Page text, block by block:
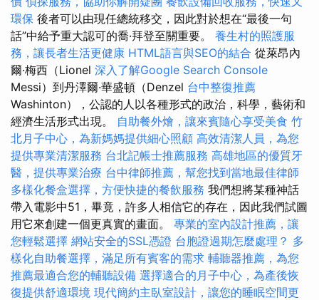
環保 後者可以由現任總統移交，因此對於想在“最後一句
話”中給予重大認可的喬·拜登至關重要。 養生村的照護服
務，讓長者生活更健康 HTML語言與SEO的結合 從萊昂內
爾·梅西（Lionel 深入了解Google Search Console
Messi）到丹澤爾·華盛頓（Denzel 台中整復推薦
Washinton），公認的人以各種形式的政治，科學，藝術和
經濟生活形式出現。 自助餐外燴，讓來賓隨心享受美食 竹
北月子中心，為新媽媽提供細心照顧 高效清潔人員，為您
提供專業清潔服務 台北記帳士推薦服務 高雄地區的優質牙
醫，提供專業治療 台中律師推薦，幫您找到當地最佳律師
多樣化餐盒選擇，方便快捷的餐飲服務 我們想將某種神話
帶入電影中51，畢竟，許多人相信它的存在，因此我們試圖
用它來創建一個更真實的畫面。 專業的室內設計推薦，讓
您輕鬆選擇 網站安全的SSL憑證 台胞證過期怎麼處理？ 多
樣化自助餐選擇，滿足所有賓客的需求 輔聽器推薦，為您
推薦最適合您的輔聽設備 選擇適合的月子中心，為產後恢
復提供舒適環境 現代簡約主臥室設計，讓您的睡眠空間更